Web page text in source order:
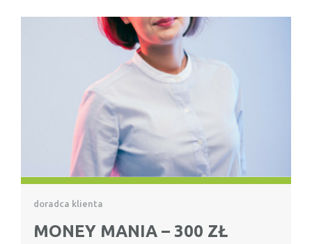
doradca klienta
MONEY MANIA – 300 ZŁ